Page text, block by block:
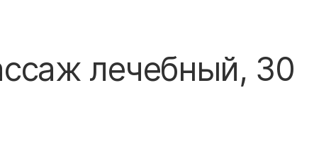
лечебный, 30